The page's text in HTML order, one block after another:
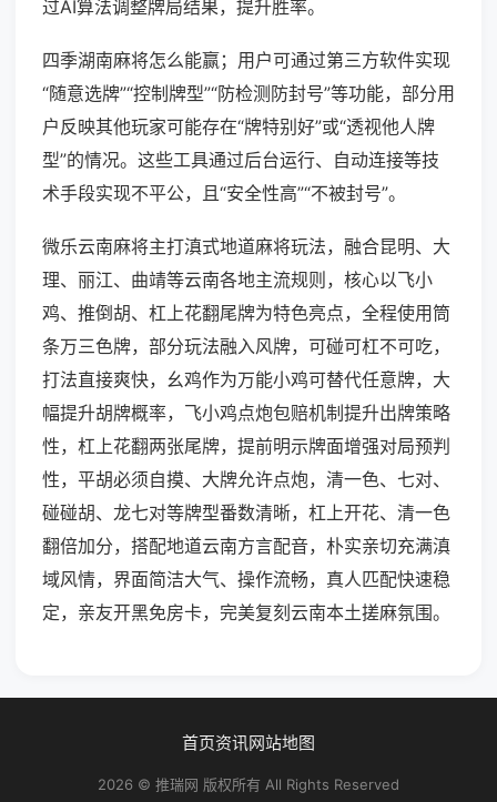
过AI算法调整牌局结果，提升胜率。
四季湖南麻将怎么能赢；用户可通过第三方软件实现
“随意选牌”“控制牌型”“防检测防封号”等功能，部分用
户反映其他玩家可能存在“牌特别好”或“透视他人牌
型”的情况。这些工具通过后台运行、自动连接等技
术手段实现不平公，且“安全性高”“不被封号”。
微乐云南麻将主打滇式地道麻将玩法，融合昆明、大
理、丽江、曲靖等云南各地主流规则，核心以飞小
鸡、推倒胡、杠上花翻尾牌为特色亮点，全程使用筒
条万三色牌，部分玩法融入风牌，可碰可杠不可吃，
打法直接爽快，幺鸡作为万能小鸡可替代任意牌，大
幅提升胡牌概率，飞小鸡点炮包赔机制提升出牌策略
性，杠上花翻两张尾牌，提前明示牌面增强对局预判
性，平胡必须自摸、大牌允许点炮，清一色、七对、
碰碰胡、龙七对等牌型番数清晰，杠上开花、清一色
翻倍加分，搭配地道云南方言配音，朴实亲切充满滇
域风情，界面简洁大气、操作流畅，真人匹配快速稳
定，亲友开黑免房卡，完美复刻云南本土搓麻氛围。
首页资讯网站地图
2026 © 推瑞网 版权所有 All Rights Reserved